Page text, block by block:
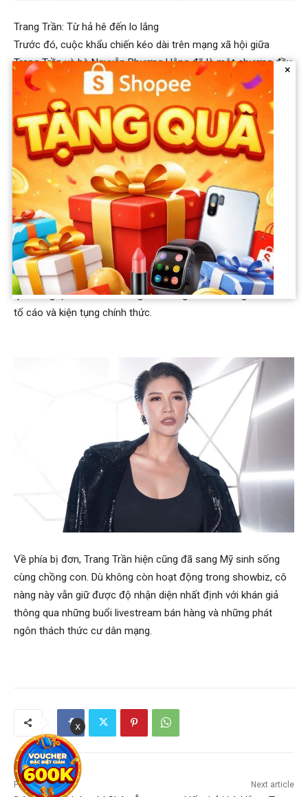
Trang Trần: Từ hả hê đến lo lắng
Trước đó, cuộc khẩu chiến kéo dài trên mạng xã hội giữa
Trang Trần và bà Nguyễn Phương Hằng đã là một chương đầy
tai tiếng. Hai bên không ngại ngần buông lời xúc phạm, chửi
bới lẫn nhau, thu hút sự theo dõi của hàng triệu người. Sự đối
đầu đạt đỉnh điểm khi CEO Đại Nam bị cơ quan chức năng
Việt Nam xử lý, Trang Trần đã thể hiện sự hả hê một cách
công khai. Cựu siêu mẫu còn kể chuyện lái xe đi qua nhà nữ
doanh nhân để xem tình hình và sau đó tung chương trình
sale để ăn mừng trên mạng xã hội.
Trang Khàn, với phong cách thẳng thắn và không kiêng nể, đã
nhiều lần livestream bày tỏ quan điểm và có những lời lẽ được
cho là công kích, thách thức trực tiếp nhắm vào bà Phương
Hằng và chồng là ông Huỳnh Uy Dũng. Sự đối đầu này từ lời
qua tiếng lại đã nhanh chóng leo thang thành những đơn thư
tố cáo và kiện tụng chính thức.
Về phía bị đơn, Trang Trần hiện cũng đã sang Mỹ sinh sống
cùng chồng con. Dù không còn hoạt động trong showbiz, cô
nàng này vẫn giữ được độ nhận diện nhất định với khán giả
thông qua những buổi livestream bán hàng và những phát
ngôn thách thức cư dân mạng.
Previous article Next article
x
×